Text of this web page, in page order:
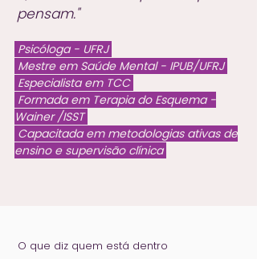
pensam."
Psicóloga - UFRJ
Mestre em Saúde Mental - IPUB/UFRJ
Especialista em TCC
Formada em Terapia do Esquema -
Wainer /ISST
Capacitada em metodologias ativas de
ensino e supervisão clínica
O que diz quem está dentro